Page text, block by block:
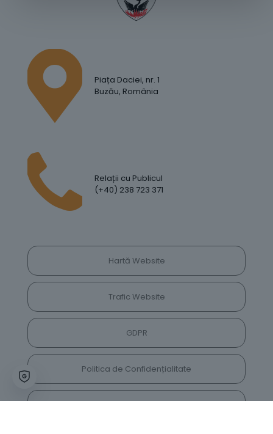
Piața Daciei, nr. 1
Buzău, România
Relații cu Publicul
(+40) 238 723 371
Hartă Website
Trafic Website
GDPR
Politica de Confidențialitate
Vrei să lași feedback despre site? Părerea ta ne